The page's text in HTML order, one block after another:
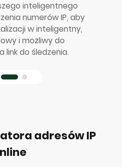
inteligentnego
numerów IP, aby
w inteligentny,
i możliwy do
link do śledzenia.
adresów IP